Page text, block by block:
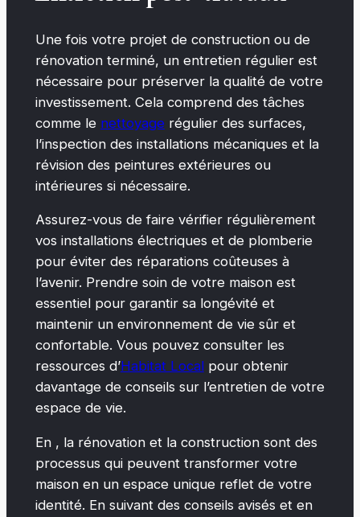
Une fois votre projet de construction ou de
rénovation terminé, un entretien régulier est
nécessaire pour préserver la qualité de votre
investissement. Cela comprend des tâches
comme le nettoyage régulier des surfaces,
l’inspection des installations mécaniques et la
révision des peintures extérieures ou
intérieures si nécessaire.
Assurez-vous de faire vérifier régulièrement
vos installations électriques et de plomberie
pour éviter des réparations coûteuses à
l’avenir. Prendre soin de votre maison est
essentiel pour garantir sa longévité et
maintenir un environnement de vie sûr et
confortable. Vous pouvez consulter les
ressources d’Habitat Localpour obtenir
davantage de conseils sur l’entretien de votre
espace de vie.
En , la rénovation et la construction sont des
processus qui peuvent transformer votre
maison en un espace unique reflet de votre
identité. En suivant des conseils avisés et en